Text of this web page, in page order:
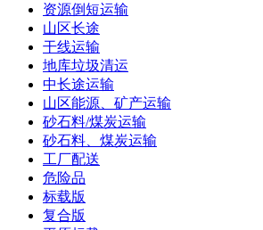
资源倒短运输
山区长途
干线运输
地库垃圾清运
中长途运输
山区能源、矿产运输
砂石料/煤炭运输
砂石料、煤炭运输
工厂配送
危险品
标载版
复合版